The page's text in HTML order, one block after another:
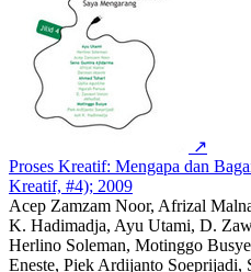
↗
Proses Kreatif: Mengapa dan
Kreatif, #4); 2009
Acep Zamzam Noor, Afrizal
K. Hadimadja, Ayu Utami, D.
Herlino Soleman, Motinggo
Eneste, Piek Ardijanto Soeprijadi,